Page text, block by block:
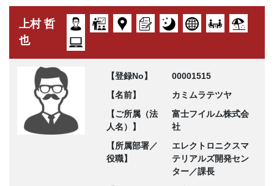
上村 哲
也
【登録No】
00001515
【名前】
カミムラテツヤ
【ご所属（法
人名）】
富士フイルム株式会
社
【所属部署／
役職】
エレクトロニクスマ
テリアルズ開発セン
ター／課長